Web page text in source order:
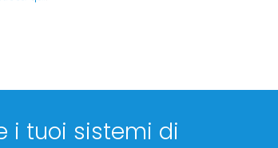
i tuoi sistemi di